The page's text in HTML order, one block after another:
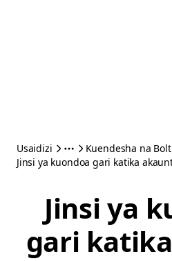
Usaidizi
Kuendesha na Bolt
Jinsi ya kuondoa gari katika
Jinsi ya
gari